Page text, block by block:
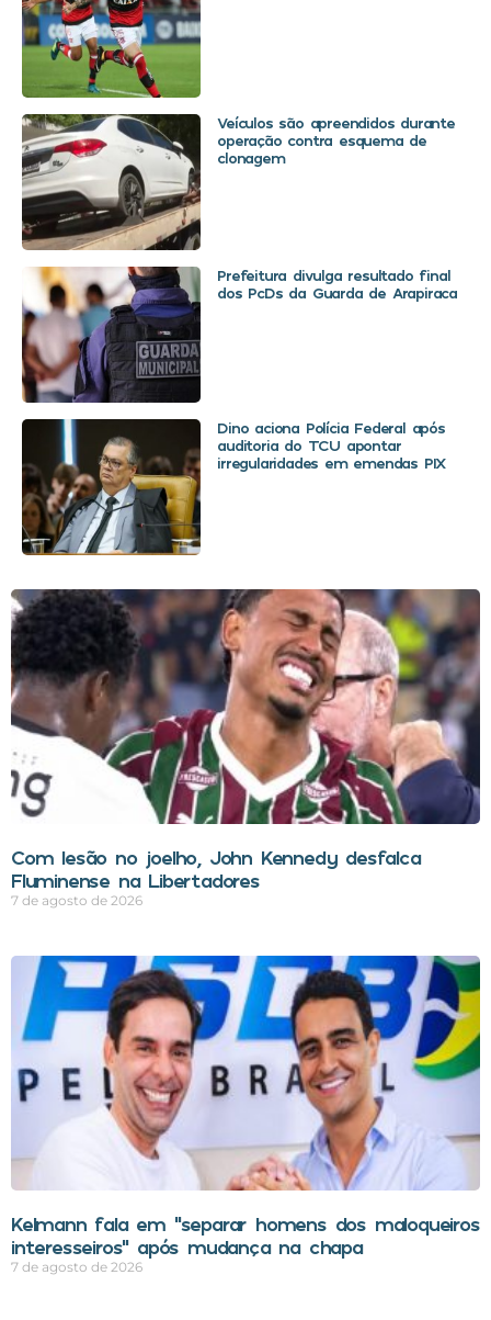
Veículos são apreendidos durante
operação contra esquema de
clonagem
Prefeitura divulga resultado final
dos PcDs da Guarda de Arapiraca
Dino aciona Polícia Federal após
auditoria do TCU apontar
irregularidades em emendas PIX
Com lesão no joelho, John Kennedy desfalca
Fluminense na Libertadores
7 de agosto de 2026
Kelmann fala em “separar homens dos maloqueiros
interesseiros” após mudança na chapa
7 de agosto de 2026